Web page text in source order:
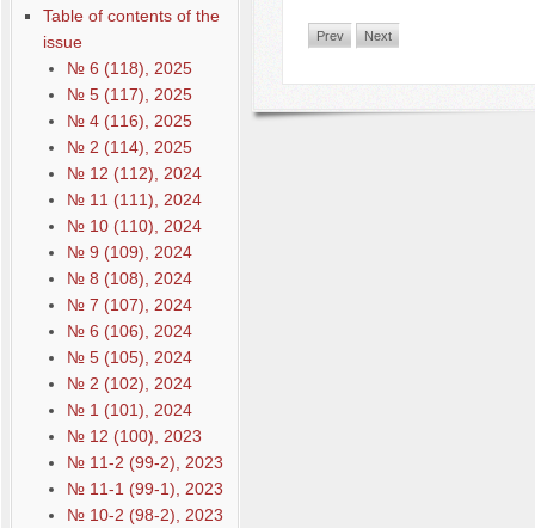
Table of contents of the
issue
№ 6 (118), 2025
№ 5 (117), 2025
№ 4 (116), 2025
№ 2 (114), 2025
№ 12 (112), 2024
№ 11 (111), 2024
№ 10 (110), 2024
№ 9 (109), 2024
№ 8 (108), 2024
№ 7 (107), 2024
№ 6 (106), 2024
№ 5 (105), 2024
№ 2 (102), 2024
№ 1 (101), 2024
№ 12 (100), 2023
№ 11-2 (99-2), 2023
№ 11-1 (99-1), 2023
№ 10-2 (98-2), 2023
Prev Next